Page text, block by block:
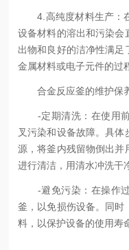
4.高纯度材料生产：在
设备材料的溶出和污染会
出物和良好的洁净性满
金属材料或电子元件的过
合金反应釜的维护保
-定期清洗：在使用前
叉污染和设备故障。具
源，将釜内残留物倒出并
进行清洁，用清水冲洗干
-避免污染：在操作过
釜，以免损伤设备。同时
料，以保护设备的使用寿